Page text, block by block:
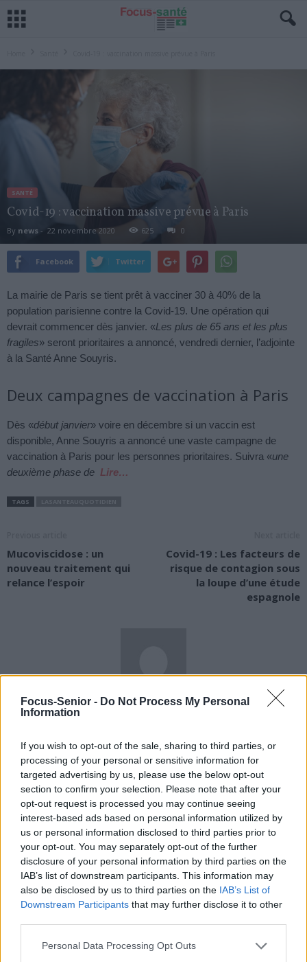
Focus-Senior - Do Not Process My Personal
Information
If you wish to opt-out of the sale, sharing to third parties, or
processing of your personal or sensitive information for
targeted advertising by us, please use the below opt-out
section to confirm your selection. Please note that after your
opt-out request is processed you may continue seeing
interest-based ads based on personal information utilized by
us or personal information disclosed to third parties prior to
your opt-out. You may separately opt-out of the further
disclosure of your personal information by third parties on the
IAB’s list of downstream participants. This information may
also be disclosed by us to third parties on the IAB’s List of
Downstream Participants that may further disclose it to other
Personal Data Processing Opt Outs
SANTÉ
Covid-19 : vaccination massive prévue à Paris
By news - 22 novembre 2020 625 0
Facebook Twitter
La mairie de Paris se tient prêt à vacciner 30 à 40% de la
population parisienne contre la Covid-19. Une opération qui
devrait commencer dès janvier. «Les plus de 65 ans et les plus
fragiles» seront prioritaires a annoncé, vendredi dernier, l’adjointe
à la Santé Anne Souyris.
Deux campagnes de vaccination à Paris
Dès «début janvier» voire en décembre si un vaccin est
disponible, Anne Souyris a annoncé une vaste campagne de
vaccination à Paris pour les personnes prioritaires. Suivra «une
deuxième phase de Lire…
TAGS
Mucoviscidose : un
nouveau traitement qui
relance l’espoir
Covid-19 : Les facteurs de
risque de contagion sous
la loupe d’une étude
espagnole
news
RELATED ARTICLES MORE FROM AUTHOR
Santé
Sieste après 65 ans : la
clé pour préserver votre
cerveau ou le mettre en
danger
Santé
Ménopause et
problèmes urinaires : le
secret inattendu des
sous-vêtements à
découvrir
Santé
Ménopause précoce : le
risque accru
d’hypertension à ne pas
ignorer
Popular Posts